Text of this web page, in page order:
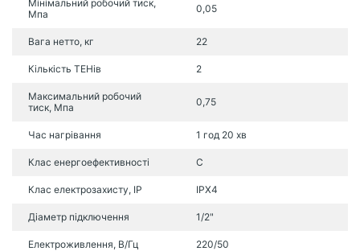
Мінімальний робочий тиск,
Мпа
0,05
Вага нетто, кг 22
Кількість ТЕНів 2
Максимальний робочий
тиск, Мпа
0,75
Час нагрівання 1 год 20 хв
Клас енергоефективності C
Клас електрозахисту, IP IPX4
Діаметр підключення 1/2"
Електроживлення, В/Гц 220/50